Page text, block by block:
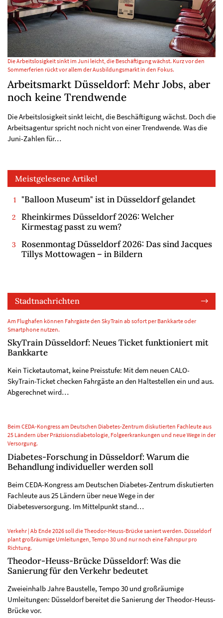
Die Arbeitslosigkeit sinkt im Juni leicht, die Beschäftigung wächst. Kurz vor den
Sommerferien rückt vor allem der Ausbildungsmarkt in den Fokus.
Arbeitsmarkt Düsseldorf: Mehr Jobs, aber
noch keine Trendwende
Die Arbeitslosigkeit sinkt leicht, die Beschäftigung wächst. Doch die
Arbeitsagentur spricht noch nicht von einer Trendwende. Was die
Juni-Zahlen für…
Meistgelesene Artikel
"Balloon Museum" ist in Düsseldorf gelandet
Rheinkirmes Düsseldorf 2026: Welcher
Kirmestag passt zu wem?
Rosenmontag Düsseldorf 2026: Das sind Jacques
Tillys Mottowagen – in Bildern
Stadtnachrichten
Am Flughafen können Fahrgäste den SkyTrain ab sofort per Bankkarte oder
Smartphone nutzen.
SkyTrain Düsseldorf: Neues Ticket funktioniert mit
Bankkarte
Kein Ticketautomat, keine Preisstufe: Mit dem neuen CALO-
SkyTrain-Ticket checken Fahrgäste an den Haltestellen ein und aus.
Abgerechnet wird…
Beim CEDA-Kongress am Deutschen Diabetes-Zentrum diskutierten Fachleute aus
25 Ländern über Präzisionsdiabetologie, Folgeerkrankungen und neue Wege in der
Versorgung.
Diabetes-Forschung in Düsseldorf: Warum die
Behandlung individueller werden soll
Beim CEDA-Kongress am Deutschen Diabetes-Zentrum diskutierten
Fachleute aus 25 Ländern über neue Wege in der
Diabetesversorgung. Im Mittelpunkt stand…
Verkehr | Ab Ende 2026 soll die Theodor-Heuss-Brücke saniert werden. Düsseldorf
plant großräumige Umleitungen, Tempo 30 und nur noch eine Fahrspur pro
Richtung.
Theodor-Heuss-Brücke Düsseldorf: Was die
Sanierung für den Verkehr bedeutet
Zweieinhalb Jahre Baustelle, Tempo 30 und großräumige
Umleitungen: Düsseldorf bereitet die Sanierung der Theodor-Heuss-
Brücke vor.